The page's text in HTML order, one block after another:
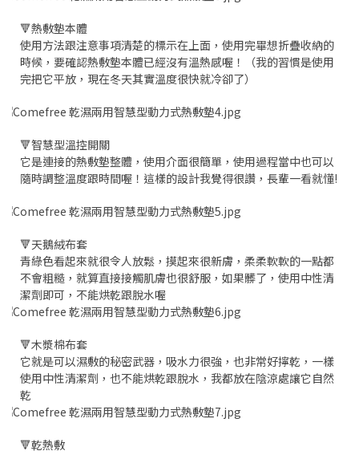
🔻熱敷墊本體
使用方法跟注意事項清楚的標示在上面，使用完畢想折疊收納的
時候，要確認熱敷墊本體已經沒有溫熱感喔！（我的習慣是使用
完把它平放，現在冬天其實溫度很快就冷卻了）
🔻智慧型溫控開關
它是連接的熱敷墊整體，使用介面很簡單，使用過程當中也可以
隨時調整溫度跟時間喔！這樣的設計我覺得很讚，長輩一看就懂!
🔻天鵝絨布套
青綠色看起來就很令人放鬆，摸起來很新膚，柔柔軟軟的一點都
不會粗糙，就算直接接觸肌膚也很舒服，如果髒了，使用中性清
潔劑即可，不能烘乾跟脫水喔
🔻木漿棉布套
它就是可以濕敷的秘密武器，吸水力很強，也非常好擰乾，一樣
使用中性清潔劑，也不能烘乾跟脫水，我都放在陰涼處讓它自然
乾
🔻乾熱敷